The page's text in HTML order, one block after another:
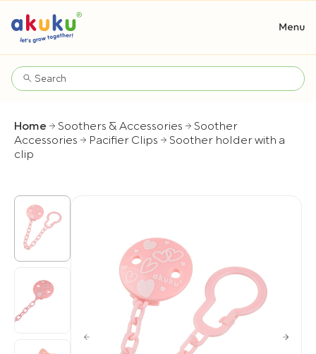
Home Soothers & Accessories
Soother
Accessories
Pacifier Clips
Soother holder with a
clip